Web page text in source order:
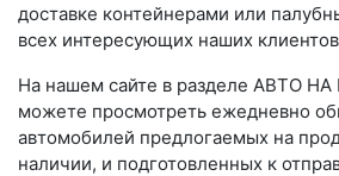
доставке контейнерами или
всех интересующих наших
На нашем сайте в разделе АВТО
можете просмотреть ежедневно
автомобилей предлогаемых на
наличии, и подготовленных к